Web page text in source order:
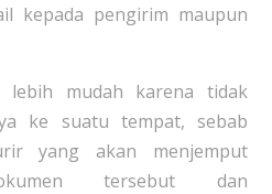
kepada pengirim maupun
mudah karena tidak
ke suatu tempat, sebab
yang akan menjemput
tersebut dan